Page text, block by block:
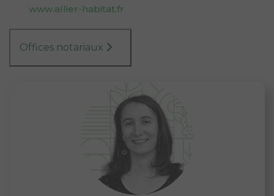
www.allier-habitat.fr
Offices notariaux